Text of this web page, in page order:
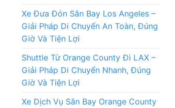
Xe Đưa Đón Sân Bay Los Angeles –
Giải Pháp Di Chuyển An Toàn, Đúng
Giờ Và Tiện Lợi
Shuttle Từ Orange County Đi LAX –
Giải Pháp Di Chuyển Nhanh, Đúng
Giờ Và Tiện Lợi
Xe Dịch Vụ Sân Bay Orange County